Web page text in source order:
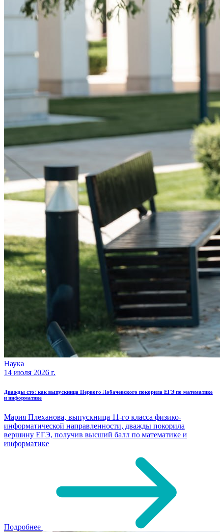
Наука
14 июля 2026 г.
Дважды сто: как выпускница Первого Лобачевского покорила ЕГЭ по математике
и информатике
Мария Плеханова, выпускница 11-го класса физико-
информатической направленности, дважды покорила
вершину ЕГЭ, получив высший балл по математике и
информатике
Подробнее